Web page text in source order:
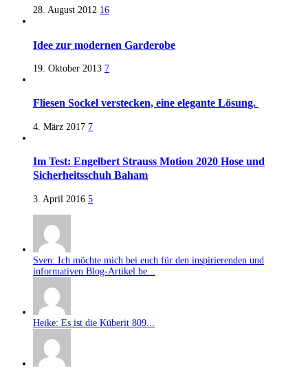
28. August 2012 16
Idee zur modernen Garderobe
19. Oktober 2013 7
Fliesen Sockel verstecken, eine elegante Lösung.
4. März 2017 7
Im Test: Engelbert Strauss Motion 2020 Hose und
Sicherheitsschuh Baham
3. April 2016 5
Sven: Ich möchte mich bei euch für den inspirierenden und
informativen Blog-Artikel be...
Heike: Es ist die Küberit 809...